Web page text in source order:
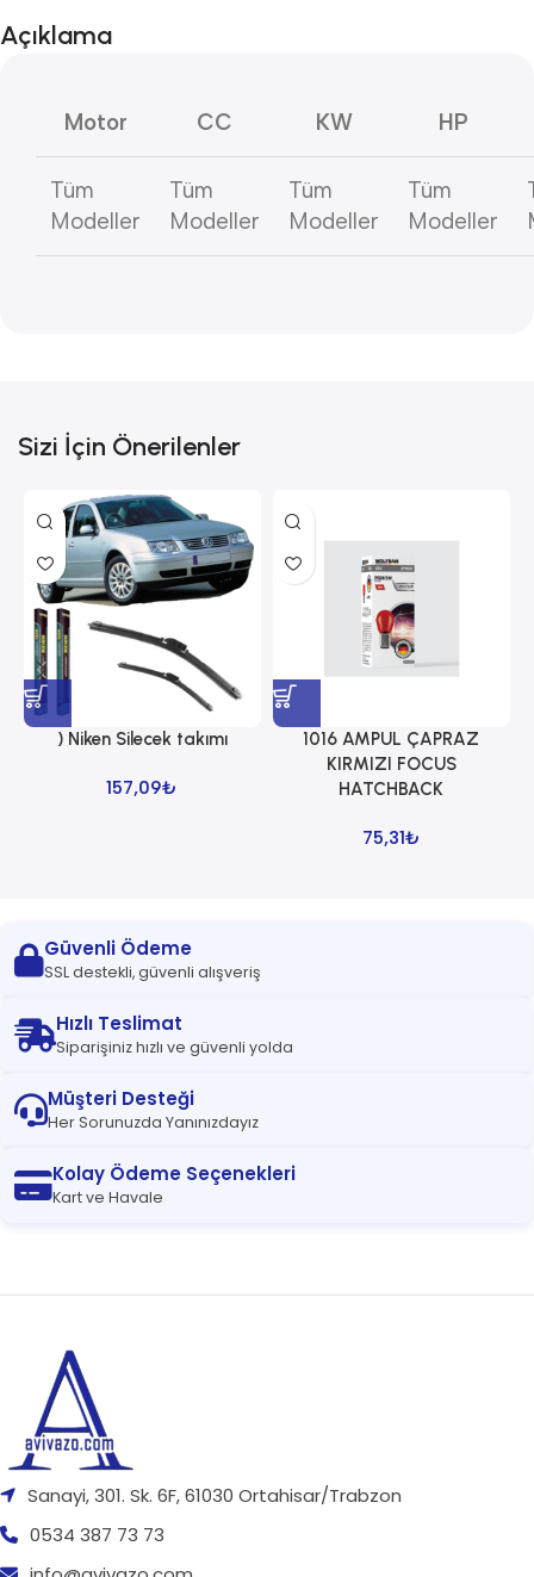
Açıklama
Motor CC KW HP
Tüm
Modeller
Tüm
Modeller
Tüm
Modeller
Tüm
Modeller
Sizi İçin Önerilenler
) Niken Silecek takımı
157,09₺
1016 AMPUL ÇAPRAZ
KIRMIZI FOCUS
HATCHBACK
75,31₺
Güvenli Ödeme
SSL destekli, güvenli alışveriş
Hızlı Teslimat
Siparişiniz hızlı ve güvenli yolda
Müşteri Desteği
Her Sorunuzda Yanınızdayız
Kolay Ödeme Seçenekleri
Kart ve Havale
Sanayi, 301. Sk. 6F, 61030 Ortahisar/Trabzon
0534 387 73 73